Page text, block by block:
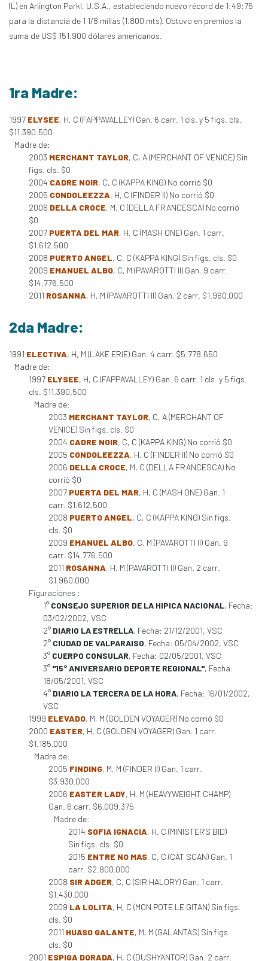
(L) en Arlington Parkl, U.S.A., estableciendo nuevo récord de 1:49:75
para la distancia de 1 1/8 millas (1.800 mts). Obtuvo en premios la
suma de US$ 151.900 dólares americanos.
1ra Madre:
1997 ELYSEE, H, C (FAPPAVALLEY) Gan. 6 carr. 1 cls. y 5 figs. cls.
$11.390.500
Madre de:
2003 MERCHANT TAYLOR, C, A (MERCHANT OF VENICE) Sin
figs. cls. $0
2004 CADRE NOIR, C, C (KAPPA KING) No corrió $0
2005 CONDOLEEZZA, H, C (FINDER II) No corrió $0
2006 DELLA CROCE, M, C (DELLA FRANCESCA) No corrió
$0
2007 PUERTA DEL MAR, H, C (MASH ONE) Gan. 1 carr.
$1.612.500
2008 PUERTO ANGEL, C, C (KAPPA KING) Sin figs. cls. $0
2009 EMANUEL ALBO, C, M (PAVAROTTI II) Gan. 9 carr.
$14.776.500
2011 ROSANNA, H, M (PAVAROTTI II) Gan. 2 carr. $1.960.000
2da Madre:
1991 ELECTIVA, H, M (LAKE ERIE) Gan. 4 carr. $5.778.650
Madre de:
1997 ELYSEE, H, C (FAPPAVALLEY) Gan. 6 carr. 1 cls. y 5 figs.
cls. $11.390.500
Madre de:
2003 MERCHANT TAYLOR, C, A (MERCHANT OF
VENICE) Sin figs. cls. $0
2004 CADRE NOIR, C, C (KAPPA KING) No corrió $0
2005 CONDOLEEZZA, H, C (FINDER II) No corrió $0
2006 DELLA CROCE, M, C (DELLA FRANCESCA) No
corrió $0
2007 PUERTA DEL MAR, H, C (MASH ONE) Gan. 1
carr. $1.612.500
2008 PUERTO ANGEL, C, C (KAPPA KING) Sin figs.
cls. $0
2009 EMANUEL ALBO, C, M (PAVAROTTI II) Gan. 9
carr. $14.776.500
2011 ROSANNA, H, M (PAVAROTTI II) Gan. 2 carr.
$1.960.000
Figuraciones :
1° CONSEJO SUPERIOR DE LA HIPICA NACIONAL, Fecha:
03/02/2002, VSC
2° DIARIO LA ESTRELLA, Fecha: 21/12/2001, VSC
2° CIUDAD DE VALPARAISO, Fecha: 05/04/2002, VSC
3° CUERPO CONSULAR, Fecha: 02/05/2001, VSC
3° "15° ANIVERSARIO DEPORTE REGIONAL", Fecha:
18/05/2001, VSC
4° DIARIO LA TERCERA DE LA HORA, Fecha: 16/01/2002,
VSC
1999 ELEVADO, M, M (GOLDEN VOYAGER) No corrió $0
2000 EASTER, H, C (GOLDEN VOYAGER) Gan. 1 carr.
$1.185.000
Madre de:
2005 FINDING, M, M (FINDER II) Gan. 1 carr.
$3.930.000
2006 EASTER LADY, H, M (HEAVYWEIGHT CHAMP)
Gan. 6 carr. $6.009.375
Madre de:
2014 SOFIA IGNACIA, H, C (MINISTER'S BID)
Sin figs. cls. $0
2015 ENTRE NO MAS, C, C (CAT SCAN) Gan. 1
carr. $2.800.000
2008 SIR ADGER, C, C (SIR HALORY) Gan. 1 carr.
$1.430.000
2009 LA LOLITA, H, C (MON POTE LE GITAN) Sin figs.
cls. $0
2011 HUASO GALANTE, M, M (GALANTAS) Sin figs.
cls. $0
2001 ESPIGA DORADA, H, C (DUSHYANTOR) Gan. 2 carr.